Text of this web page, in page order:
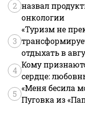
2 назвал
онкологии
3
«Туризм не
отдыхать в
4
Кому
сердце:
5
«Меня бесила
Пуговка из